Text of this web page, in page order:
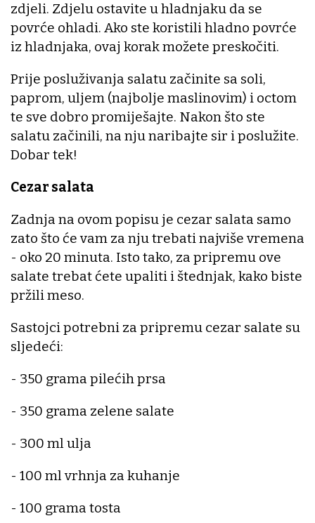
zdjeli. Zdjelu ostavite u hladnjaku da se
povrće ohladi. Ako ste koristili hladno povrće
iz hladnjaka, ovaj korak možete preskočiti.
Prije posluživanja salatu začinite sa soli,
paprom, uljem (najbolje maslinovim) i octom
te sve dobro promiješajte. Nakon što ste
salatu začinili, na nju naribajte sir i poslužite.
Dobar tek!
Cezar salata
Zadnja na ovom popisu je cezar salata samo
zato što će vam za nju trebati najviše vremena
- oko 20 minuta. Isto tako, za pripremu ove
salate trebat ćete upaliti i štednjak, kako biste
pržili meso.
Sastojci potrebni za pripremu cezar salate su
sljedeći:
- 350 grama pilećih prsa
- 350 grama zelene salate
- 300 ml ulja
- 100 ml vrhnja za kuhanje
- 100 grama tosta